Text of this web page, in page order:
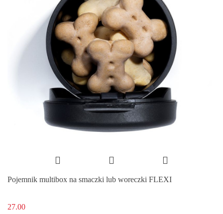
Pojemnik multibox na smaczki lub woreczki FLEXI
27.00